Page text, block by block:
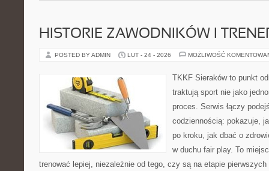
HISTORIE ZAWODNIKÓW I
POSTED BY ADMIN LUT - 24 - 2026 MOŻLIWOŚĆ
TKKF Sieraków to punkt
traktują sport nie jako
proces. Serwis łączy
codziennością: pokazuje,
po kroku, jak dbać o
w duchu fair play. To
trenować lepiej, niezależnie od tego, czy są na etapie